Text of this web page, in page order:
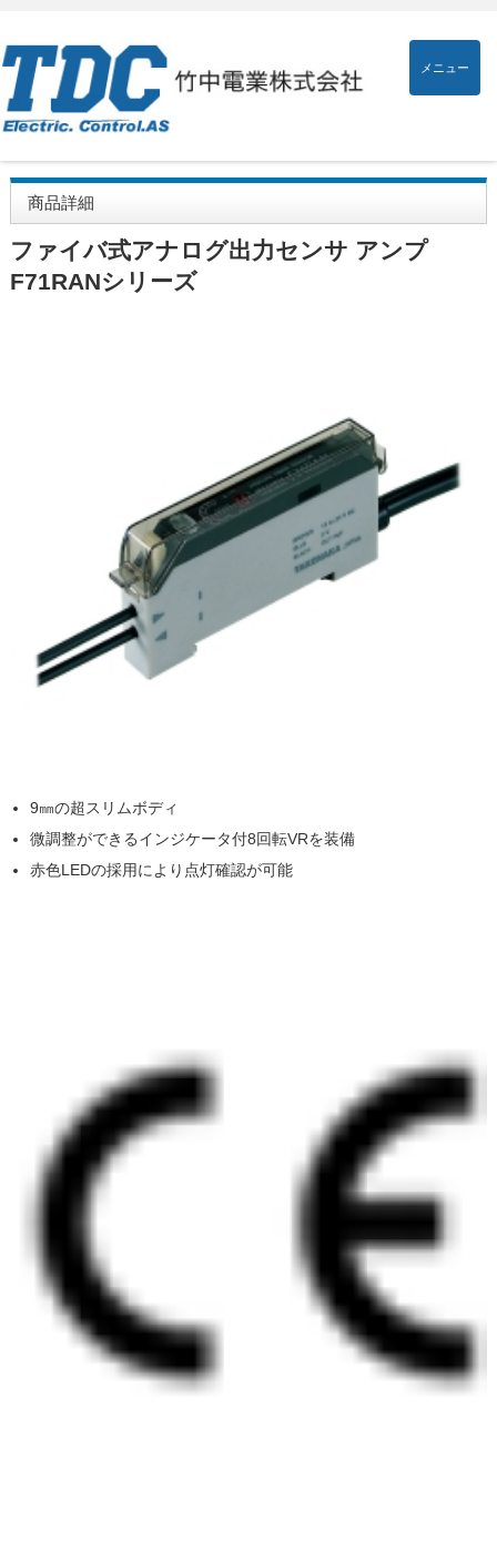
メニュー
商品詳細
ファイバ式アナログ出力センサ アンプ
F71RANシリーズ
9㎜の超スリムボディ
微調整ができるインジケータ付8回転VRを装備
赤色LEDの採用により点灯確認が可能